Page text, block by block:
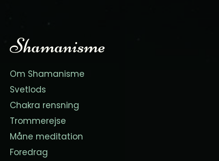
Shamanisme
Om Shamanisme
Svetlods
Chakra rensning
Trommerejse
Måne meditation
Foredrag